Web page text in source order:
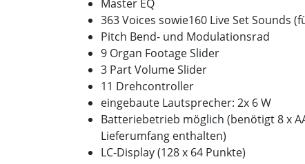
Master EQ
363 Voices sowie160 Live Set Sounds
Pitch Bend- und Modulationsrad
9 Organ Footage Slider
3 Part Volume Slider
11 Drehcontroller
eingebaute Lautsprecher: 2x 6 W
Batteriebetrieb möglich (benötigt 8 x
Lieferumfang enthalten)
LC-Display (128 x 64 Punkte)